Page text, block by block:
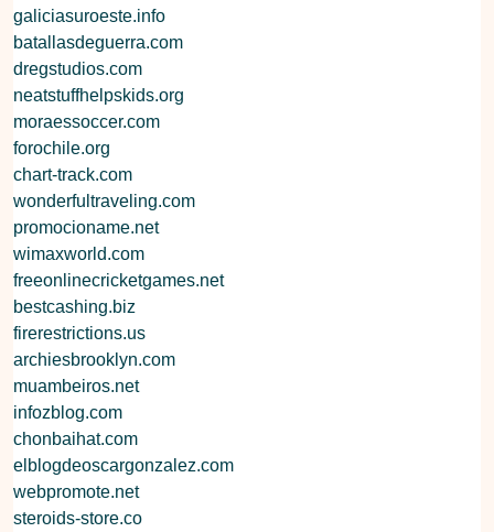
galiciasuroeste.info
batallasdeguerra.com
dregstudios.com
neatstuffhelpskids.org
moraessoccer.com
forochile.org
chart-track.com
wonderfultraveling.com
promocioname.net
wimaxworld.com
freeonlinecricketgames.net
bestcashing.biz
firerestrictions.us
archiesbrooklyn.com
muambeiros.net
infozblog.com
chonbaihat.com
elblogdeoscargonzalez.com
webpromote.net
steroids-store.co